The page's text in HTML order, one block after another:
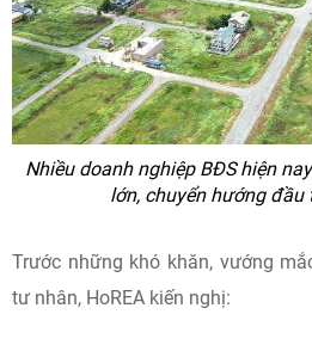
Nhiều doanh nghiệp BĐS hiện
lớn, chuyển hướng đầu
Trước những khó khăn, vướng
tư nhân, HoREA kiến nghị: